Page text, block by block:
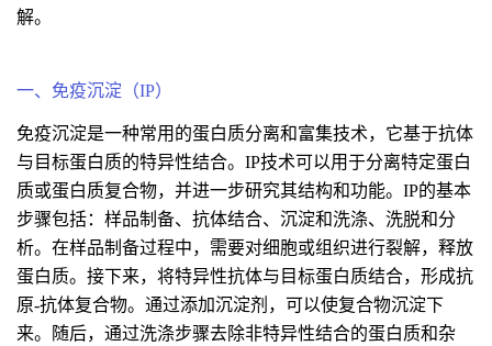
解。
一、免疫沉淀（IP）
免疫沉淀是一种常用的蛋白质分离和富集技术，它基于抗体
与目标蛋白质的特异性结合。IP技术可以用于分离特定蛋白
质或蛋白质复合物，并进一步研究其结构和功能。IP的基本
步骤包括：样品制备、抗体结合、沉淀和洗涤、洗脱和分
析。在样品制备过程中，需要对细胞或组织进行裂解，释放
蛋白质。接下来，将特异性抗体与目标蛋白质结合，形成抗
原-抗体复合物。通过添加沉淀剂，可以使复合物沉淀下
来。随后，通过洗涤步骤去除非特异性结合的蛋白质和杂